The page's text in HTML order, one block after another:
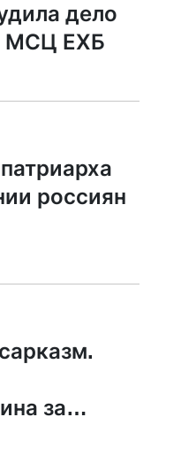
дело
МСЦ ЕХБ
россиян
за
и